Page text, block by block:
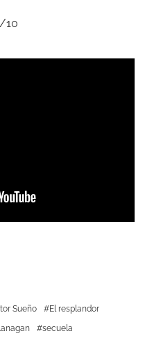
10
Sueño
El resplandor
secuela